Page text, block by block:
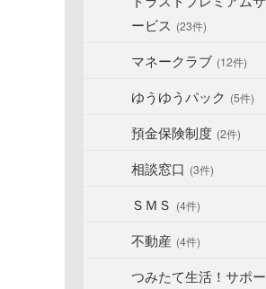
ービス (23件)
マネークラブ (12件)
ゆうゆうパック (5件)
預金保険制度 (2件)
相談窓口 (3件)
ＳＭＳ (4件)
不動産 (4件)
つみたて生活！サポー